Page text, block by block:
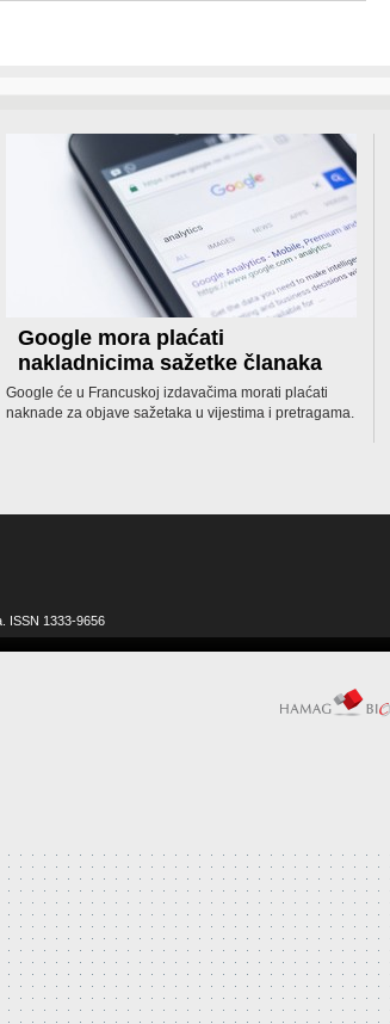
Google mora plaćati
nakladnicima sažetke članaka
Google će u Francuskoj izdavačima morati plaćati
naknade za objave sažetaka u vijestima i pretragama.
ISSN 1333-9656